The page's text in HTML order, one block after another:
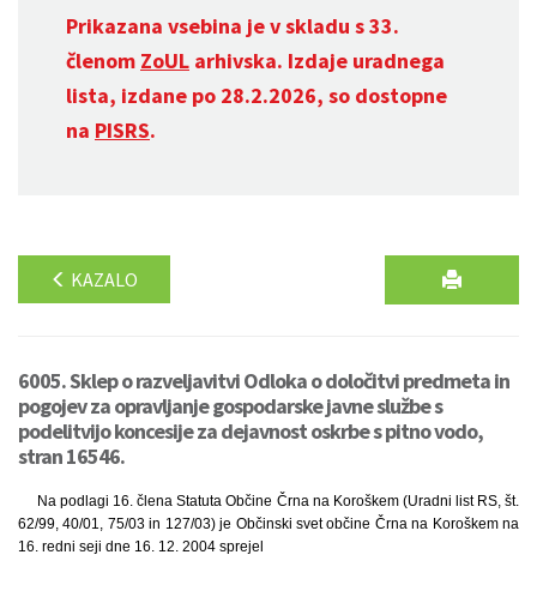
Prikazana vsebina je v skladu s 33.
členom ZoUL arhivska. Izdaje uradnega
lista, izdane po 28.2.2026, so dostopne
na PISRS.
KAZALO
6005. Sklep o razveljavitvi Odloka o določitvi predmeta in
pogojev za opravljanje gospodarske javne službe s
podelitvijo koncesije za dejavnost oskrbe s pitno vodo,
stran 16546.
Na podlagi 16. člena Statuta Občine Črna na Koroškem (Uradni list RS, št.
62/99, 40/01, 75/03 in 127/03) je Občinski svet občine Črna na Koroškem na
16. redni seji dne 16. 12. 2004 sprejel